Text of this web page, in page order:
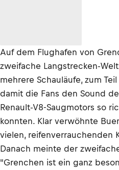
Auf dem Flughafen von
zweifache Langstrecken-
mehrere Schauläufe, zum
damit die Fans den Sound
Renault-V8-Saugmotors so
konnten. Klar verwöhnte
vielen, reifenverrauchenden
Danach meinte der
"Grenchen ist ein ganz